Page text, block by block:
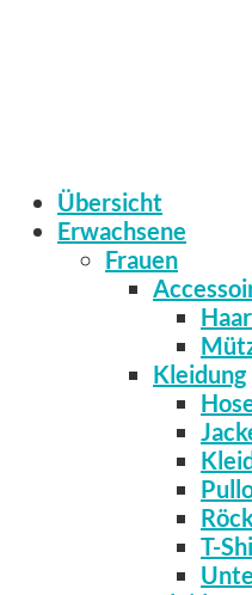
Übersicht
Erwachsene
Frauen
Kleidung
T-